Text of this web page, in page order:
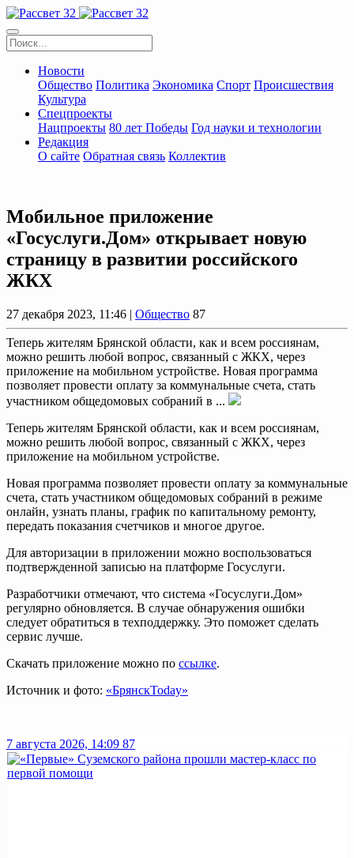
Новости
Общество Политика Экономика Спорт Происшествия
Культура
Спецпроекты
Нацпроекты 80 лет Победы Год науки и технологии
Редакция
О сайте Обратная связь Коллектив
Мобильное приложение
«Госуслуги.Дом» открывает новую
страницу в развитии российского
ЖКХ
27 декабря 2023, 11:46 | Общество 87
Теперь жителям Брянской области, как и всем россиянам,
можно решить любой вопрос, связанный с ЖКХ, через
приложение на мобильном устройстве. Новая программа
позволяет провести оплату за коммунальные счета, стать
участником общедомовых собраний в ...
Теперь жителям Брянской области, как и всем россиянам,
можно решить любой вопрос, связанный с ЖКХ, через
приложение на мобильном устройстве.
Новая программа позволяет провести оплату за коммунальные
счета, стать участником общедомовых собраний в режиме
онлайн, узнать планы, график по капитальному ремонту,
передать показания счетчиков и многое другое.
Для авторизации в приложении можно воспользоваться
подтвержденной записью на платформе Госуслуги.
Разработчики отмечают, что система «Госуслуги.Дом»
регулярно обновляется. В случае обнаружения ошибки
следует обратиться в техподдержку. Это поможет сделать
сервис лучше.
Скачать приложение можно по ссылке.
Источник и фото: «БрянскToday»
7 августа 2026, 14:09 87